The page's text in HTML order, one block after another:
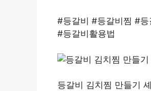
#등갈비 #등갈비찜 #
#등갈비활용법
등갈비 김치찜 만들기